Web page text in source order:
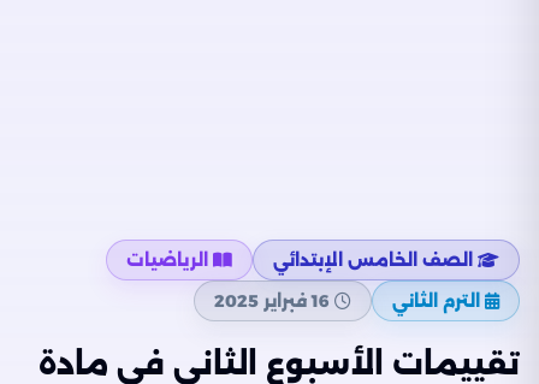
الصف الخامس الإبتدائي
الرياضيات
الترم الثاني
16 فبراير 2025
تقييمات الأسبوع الثاني في مادة